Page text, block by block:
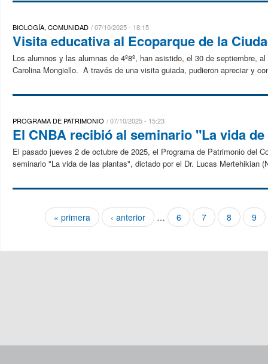
BIOLOGÍA, COMUNIDAD 07/10/2025 - 18:15
Visita educativa al Ecoparque de la
Los alumnos y las alumnas de 4º8º, han asistido, el 30 de septiembre,
Carolina Mongiello. A través de una visita guiada, pudieron apreciar y
PROGRAMA DE PATRIMONIO 07/10/2025 - 15:23
El CNBA recibió al seminario "La vida
El pasado jueves 2 de octubre de 2025, el Programa de Patrimonio del
seminario "La vida de las plantas", dictado por el Dr. Lucas Mertehikian
Páginas
« primera ‹ anterior … 6 7 8 9